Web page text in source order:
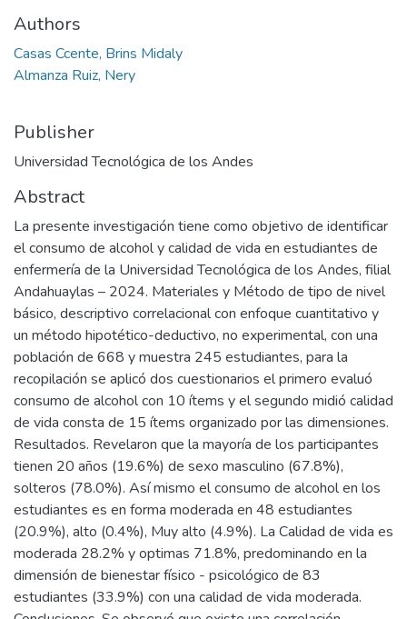
Authors
Casas Ccente, Brins Midaly
Almanza Ruiz, Nery
Publisher
Universidad Tecnológica de los Andes
Abstract
La presente investigación tiene como objetivo de identificar
el consumo de alcohol y calidad de vida en estudiantes de
enfermería de la Universidad Tecnológica de los Andes, filial
Andahuaylas – 2024. Materiales y Método de tipo de nivel
básico, descriptivo correlacional con enfoque cuantitativo y
un método hipotético-deductivo, no experimental, con una
población de 668 y muestra 245 estudiantes, para la
recopilación se aplicó dos cuestionarios el primero evaluó
consumo de alcohol con 10 ítems y el segundo midió calidad
de vida consta de 15 ítems organizado por las dimensiones.
Resultados. Revelaron que la mayoría de los participantes
tienen 20 años (19.6%) de sexo masculino (67.8%),
solteros (78.0%). Así mismo el consumo de alcohol en los
estudiantes es en forma moderada en 48 estudiantes
(20.9%), alto (0.4%), Muy alto (4.9%). La Calidad de vida es
moderada 28.2% y optimas 71.8%, predominando en la
dimensión de bienestar físico - psicológico de 83
estudiantes (33.9%) con una calidad de vida moderada.